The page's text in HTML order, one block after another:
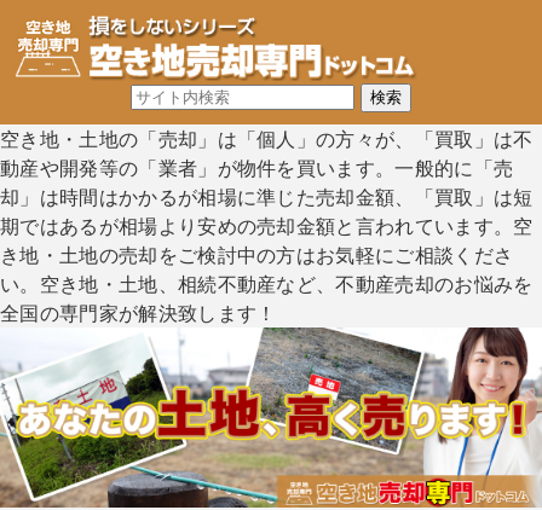
空き地・土地の「売却」は「個人」の方々が、「買取」は不
動産や開発等の「業者」が物件を買います。一般的に「売
却」は時間はかかるが相場に準じた売却金額、「買取」は短
期ではあるが相場より安めの売却金額と言われています。空
き地・土地の売却をご検討中の方はお気軽にご相談くださ
い。空き地・土地、相続不動産など、不動産売却のお悩みを
全国の専門家が解決致します！